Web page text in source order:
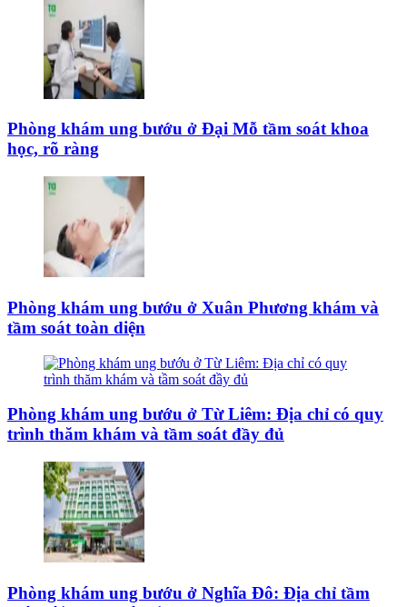
Phòng khám ung bướu ở Đại Mỗ tầm soát khoa
học, rõ ràng
Phòng khám ung bướu ở Xuân Phương khám và
tầm soát toàn diện
Phòng khám ung bướu ở Từ Liêm: Địa chỉ có quy
trình thăm khám và tầm soát đầy đủ
Phòng khám ung bướu ở Nghĩa Đô: Địa chỉ tầm